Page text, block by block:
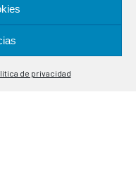
de privacidad